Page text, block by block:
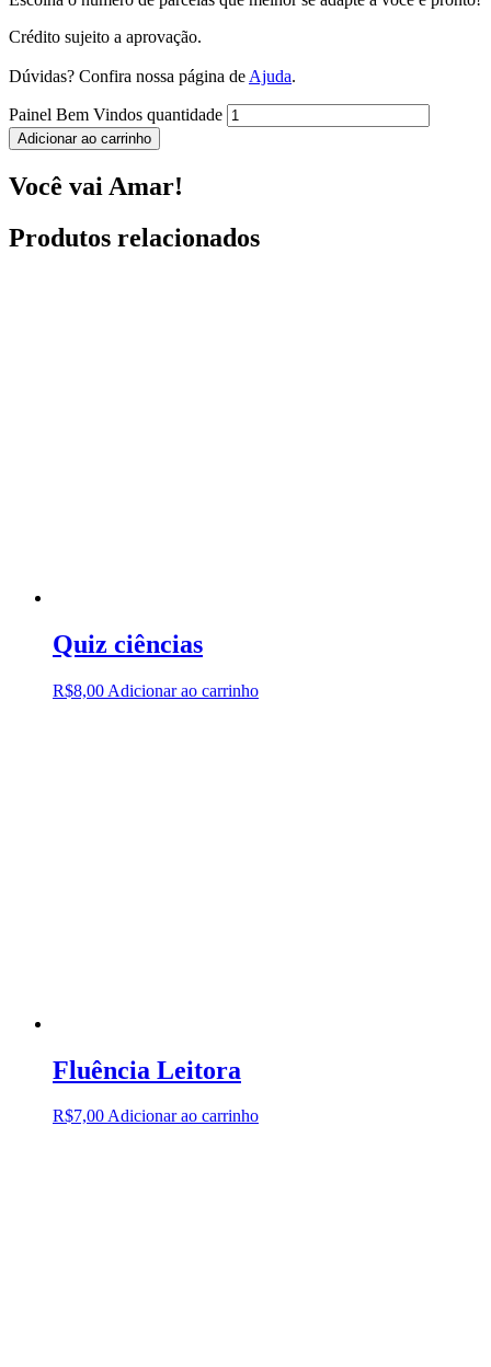
Crédito sujeito a aprovação.
Dúvidas? Confira nossa página de Ajuda.
Painel Bem Vindos quantidade
Adicionar ao carrinho
Você vai Amar!
Produtos relacionados
Quiz ciências
R$8,00 Adicionar ao carrinho
Fluência Leitora
R$7,00Adicionar ao carrinho